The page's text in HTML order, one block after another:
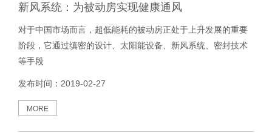
新风系统：为被动房实现健康通风
对于中国市场而言，超低能耗的被动房正处于上升发展的重要
阶段，它通过缜密的设计、太阳能设备、新风系统、密封技术
等手段
发布时间：2019-02-27
MORE